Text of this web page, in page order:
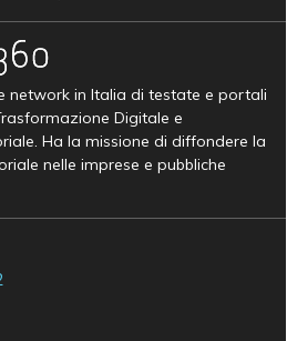
network in Italia di testate e portali
Digitale e
Ha la missione di diffondere la
nelle imprese e pubbliche